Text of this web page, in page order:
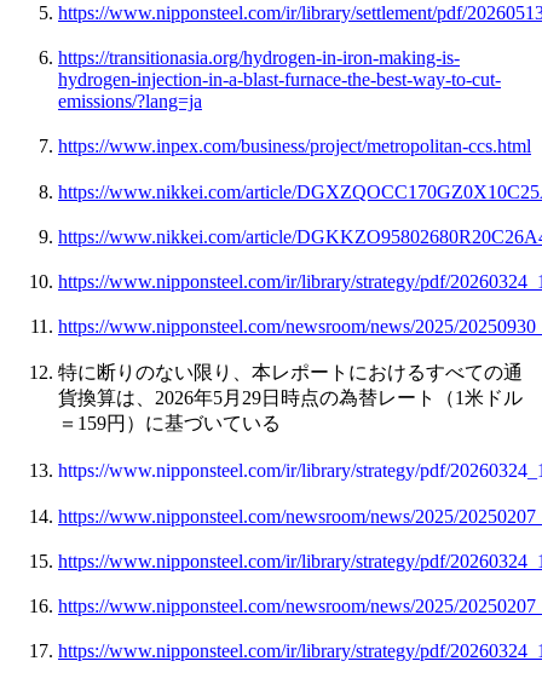
https://www.nipponsteel.com/ir/library/settlement/pdf/
https://transitionasia.org/hydrogen-in-iron-making-is-
hydrogen-injection-in-a-blast-furnace-the-best-way-to-cut-
emissions/?lang=ja
https://www.inpex.com/business/project/metropolitan-ccs.html
https://www.nikkei.com/article/
https://www.nikkei.com/article/
https://www.nipponsteel.com/ir/library/strategy/pdf/
https://www.nipponsteel.com/newsroom/news/2025/
特に断りのない限り、本レポートにおけるすべての通
貨換算は、2026年5月29日時点の為替レート（1米ドル
＝159円）に基づいている
https://www.nipponsteel.com/ir/library/strategy/pdf/
https://www.nipponsteel.com/newsroom/news/2025/
https://www.nipponsteel.com/ir/library/strategy/pdf/
https://www.nipponsteel.com/newsroom/news/2025/
https://www.nipponsteel.com/ir/library/strategy/pdf/